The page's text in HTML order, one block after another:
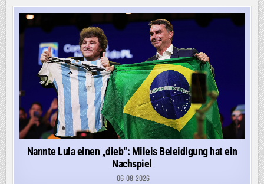
Nannte Lula einen „dieb“: Mileis Beleidigung hat ein
Nachspiel
06-08-2026